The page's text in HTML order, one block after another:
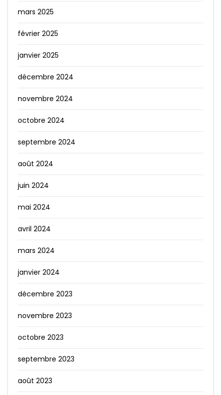
mars 2025
février 2025
janvier 2025
décembre 2024
novembre 2024
octobre 2024
septembre 2024
août 2024
juin 2024
mai 2024
avril 2024
mars 2024
janvier 2024
décembre 2023
novembre 2023
octobre 2023
septembre 2023
août 2023